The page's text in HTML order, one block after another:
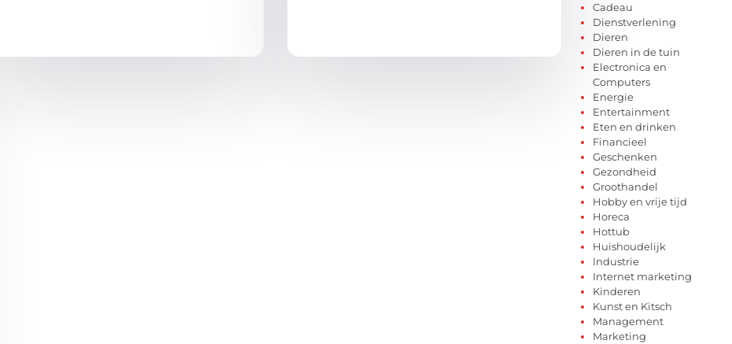
Cadeau
Dienstverlening
Dieren
Dieren in de tuin
Electronica en
Computers
Energie
Entertainment
Eten en drinken
Financieel
Geschenken
Gezondheid
Groothandel
Hobby en vrije tijd
Horeca
Hottub
Huishoudelijk
Industrie
Internet marketing
Kinderen
Kunst en Kitsch
Management
Marketing